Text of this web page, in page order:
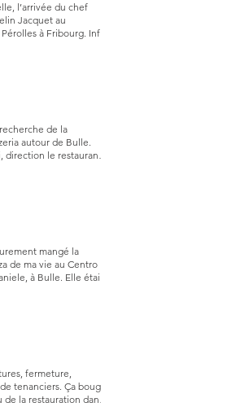
l’arrivée du chef
Jacquet au
à Fribourg. Info
de la
autour de Bulle.
direction le restaurant
mangé la
de ma vie au Centro
à Bulle. Elle était
fermeture,
tenanciers. Ça bouge
de la restauration dans